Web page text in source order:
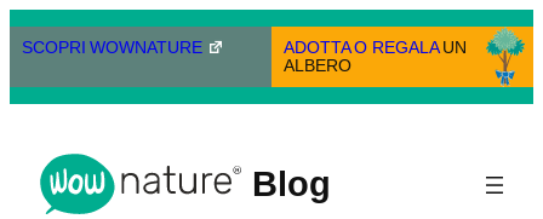
Vai
alSCOPRI WOWNATURE ADOTTA O REGALAUN
ALBERO
Blog